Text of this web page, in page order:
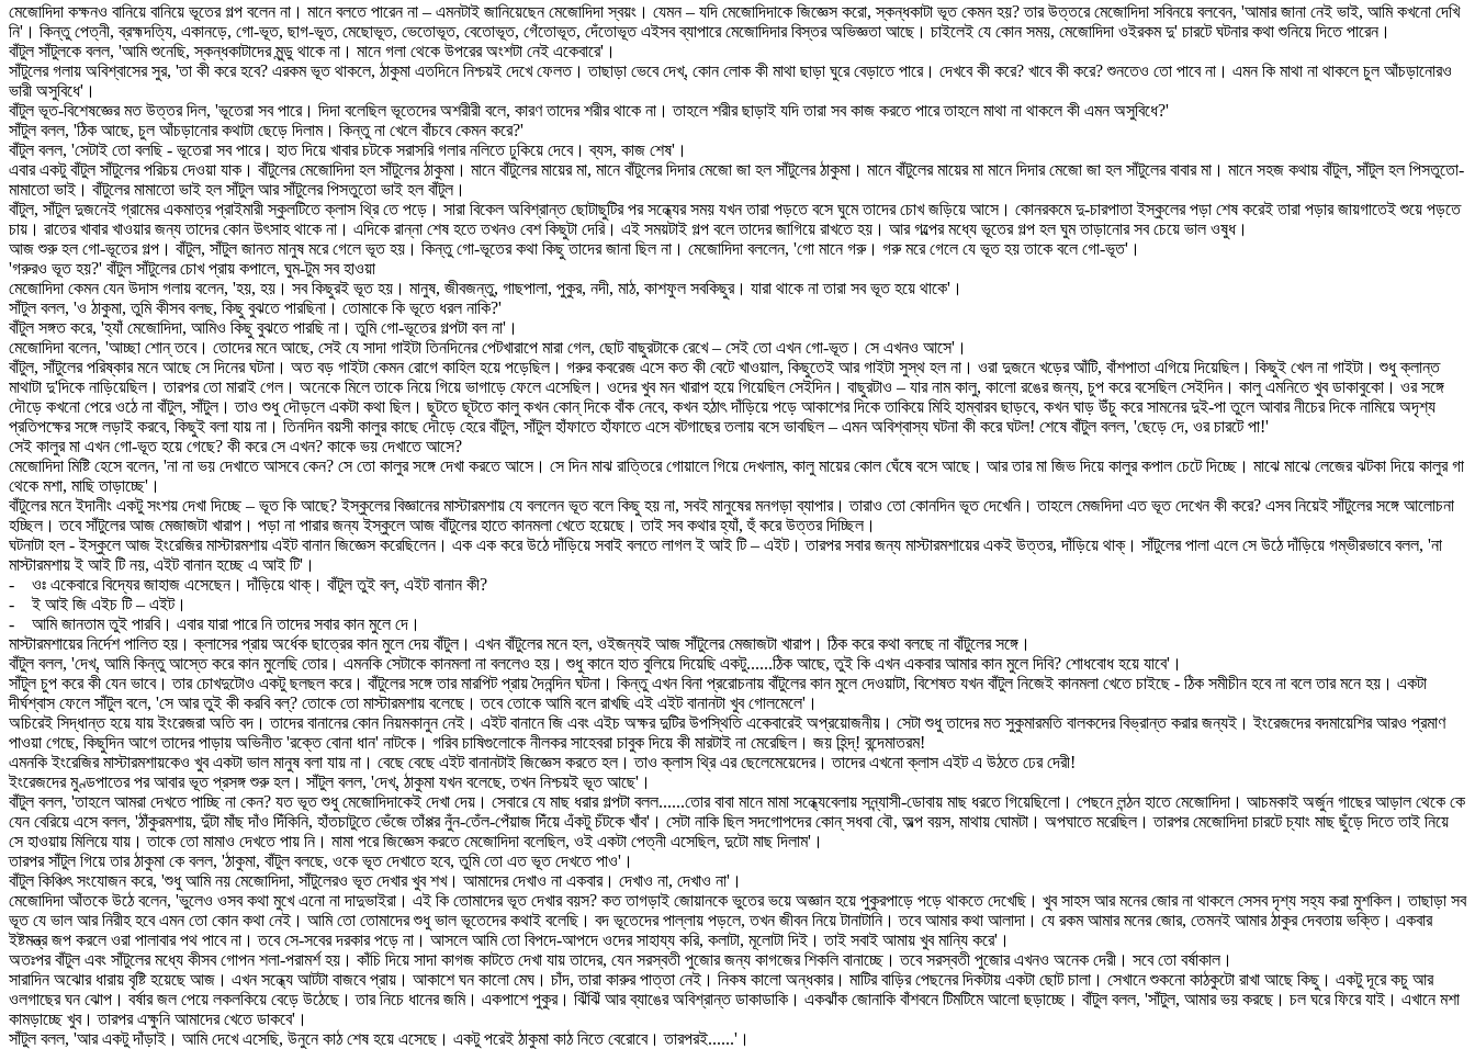
মেজোদিদা কক্ষনও বানিয়ে বানিয়ে ভূতের গল্প বলেন না। মানে বলতে পারেন না – এমনটাই জানিয়েছেন মেজোদিদা স্বয়ং। যেমন – যদি মেজোদিদাকে জিজ্ঞেস করো, স্কন্ধকাটা ভূত কেমন হয়? তার উত্তরে মেজোদিদা সবিনয়ে বলবেন, 'আমার জানা নেই ভাই, আমি কখনো দেখি
নি'। কিন্তু পেত্নী, ব্রহ্মদত্যি, একানড়ে, গো-ভূত, ছাগ-ভূত, মেছোভূত, ভেতোভূত, বেতোভূত, গেঁতোভূত, দেঁতোভূত এইসব ব্যাপারে মেজোদিদার বিস্তর অভিজ্ঞতা আছে। চাইলেই যে কোন সময়, মেজোদিদা ওইরকম দু' চারটে ঘটনার কথা শুনিয়ে দিতে পারেন।
বাঁটুল সাঁটুলকে বলল, 'আমি শুনেছি, স্কন্ধকাটাদের মুন্ডু থাকে না। মানে গলা থেকে উপরের অংশটা নেই একেবারে'।
সাঁটুলের গলায় অবিশ্বাসের সুর, 'তা কী করে হবে? এরকম ভূত থাকলে, ঠাকুমা এতদিনে নিশ্চয়ই দেখে ফেলত। তাছাড়া ভেবে দেখ্, কোন লোক কী মাথা ছাড়া ঘুরে বেড়াতে পারে। দেখবে কী করে? খাবে কী করে? শুনতেও তো পাবে না। এমন কি মাথা না থাকলে চুল আঁচড়ানোরও
ভারী অসুবিধে'।
বাঁটুল ভূত-বিশেষজ্ঞের মত উত্তর দিল, 'ভূতেরা সব পারে। দিদা বলেছিল ভূতেদের অশরীরী বলে, কারণ তাদের শরীর থাকে না। তাহলে শরীর ছাড়াই যদি তারা সব কাজ করতে পারে তাহলে মাথা না থাকলে কী এমন অসুবিধে?'
সাঁটুল বলল, 'ঠিক আছে, চুল আঁচড়ানোর কথাটা ছেড়ে দিলাম। কিন্তু না খেলে বাঁচবে কেমন করে?'
বাঁটুল বলল, 'সেটাই তো বলছি - ভূতেরা সব পারে। হাত দিয়ে খাবার চটকে সরাসরি গলার নলিতে ঢুকিয়ে দেবে। ব্যস, কাজ শেষ'।
এবার একটু বাঁটুল সাঁটুলের পরিচয় দেওয়া যাক। বাঁটুলের মেজোদিদা হল সাঁটুলের ঠাকুমা। মানে বাঁটুলের মায়ের মা, মানে বাঁটুলের দিদার মেজো জা হল সাঁটুলের ঠাকুমা। মানে বাঁটুলের মায়ের মা মানে দিদার মেজো জা হল সাঁটুলের বাবার মা। মানে সহজ কথায় বাঁটুল, সাঁটুল হল পিসতুতো-
মামাতো ভাই। বাঁটুলের মামাতো ভাই হল সাঁটুল আর সাঁটুলের পিসতুতো ভাই হল বাঁটুল।
বাঁটুল, সাঁটুল দুজনেই গ্রামের একমাত্র প্রাইমারী স্কুলটিতে ক্লাস থ্রি তে পড়ে। সারা বিকেল অবিশ্রান্ত ছোটাছুটির পর সন্ধ্যের সময় যখন তারা পড়তে বসে ঘুমে তাদের চোখ জড়িয়ে আসে। কোনরকমে দু-চারপাতা ইস্কুলের পড়া শেষ করেই তারা পড়ার জায়গাতেই শুয়ে পড়তে
চায়। রাতের খাবার খাওয়ার জন্য তাদের কোন উৎসাহ থাকে না। এদিকে রান্না শেষ হতে তখনও বেশ কিছুটা দেরি। এই সময়টাই গল্প বলে তাদের জাগিয়ে রাখতে হয়। আর গল্পের মধ্যে ভূতের গল্প হল ঘুম তাড়ানোর সব চেয়ে ভাল ওষুধ।
আজ শুরু হল গো-ভূতের গল্প। বাঁটুল, সাঁটুল জানত মানুষ মরে গেলে ভূত হয়। কিন্তু গো-ভূতের কথা কিছু তাদের জানা ছিল না। মেজোদিদা বললেন, 'গো মানে গরু। গরু মরে গেলে যে ভূত হয় তাকে বলে গো-ভূত'।
'গরুরও ভূত হয়?' বাঁটুল সাঁটুলের চোখ প্রায় কপালে, ঘুম-টুম সব হাওয়া
মেজোদিদা কেমন যেন উদাস গলায় বলেন, 'হয়, হয়। সব কিছুরই ভূত হয়। মানুষ, জীবজন্তু, গাছপালা, পুকুর, নদী, মাঠ, কাশফুল সবকিছুর। যারা থাকে না তারা সব ভূত হয়ে থাকে'।
সাঁটুল বলল, 'ও ঠাকুমা, তুমি কীসব বলছ, কিছু বুঝতে পারছিনা। তোমাকে কি ভূতে ধরল নাকি?'
বাঁটুল সঙ্গত করে, 'হ্যাঁ মেজোদিদা, আমিও কিছু বুঝতে পারছি না। তুমি গো-ভূতের গল্পটা বল না'।
মেজোদিদা বলেন, 'আচ্ছা শোন্ তবে। তোদের মনে আছে, সেই যে সাদা গাইটা তিনদিনের পেটখারাপে মারা গেল, ছোট বাছুরটাকে রেখে – সেই তো এখন গো-ভূত। সে এখনও আসে'।
বাঁটুল, সাঁটুলের পরিষ্কার মনে আছে সে দিনের ঘটনা। অত বড় গাইটা কেমন রোগে কাহিল হয়ে পড়েছিল। গরুর কবরেজ এসে কত কী বেটে খাওয়াল, কিছুতেই আর গাইটা সুস্থ হল না। ওরা দুজনে খড়ের আঁটি, বাঁশপাতা এগিয়ে দিয়েছিল। কিছুই খেল না গাইটা। শুধু ক্লান্ত
মাথাটা দু'দিকে নাড়িয়েছিল। তারপর তো মারাই গেল। অনেকে মিলে তাকে নিয়ে গিয়ে ভাগাড়ে ফেলে এসেছিল। ওদের খুব মন খারাপ হয়ে গিয়েছিল সেইদিন। বাছুরটাও – যার নাম কালু, কালো রঙের জন্য, চুপ করে বসেছিল সেইদিন। কালু এমনিতে খুব ডাকাবুকো। ওর সঙ্গে
দৌড়ে কখনো পেরে ওঠে না বাঁটুল, সাঁটুল। তাও শুধু দৌড়লে একটা কথা ছিল। ছুটতে ছূটতে কালু কখন কোন্ দিকে বাঁক নেবে, কখন হঠাৎ দাঁড়িয়ে পড়ে আকাশের দিকে তাকিয়ে মিহি হাম্বারব ছাড়বে, কখন ঘাড় উঁচু করে সামনের দুই-পা তুলে আবার নীচের দিকে নামিয়ে অদৃশ্য
প্রতিপক্ষের সঙ্গে লড়াই করবে, কিছুই বলা যায় না। তিনদিন বয়সী কালুর কাছে দৌড়ে হেরে বাঁটুল, সাঁটুল হাঁফাতে হাঁফাতে এসে বটগাছের তলায় বসে ভাবছিল – এমন অবিশ্বাস্য ঘটনা কী করে ঘটল! শেষে বাঁটুল বলল, 'ছেড়ে দে, ওর চারটে পা!'
সেই কালুর মা এখন গো-ভূত হয়ে গেছে? কী করে সে এখন? কাকে ভয় দেখাতে আসে?
মেজোদিদা মিষ্টি হেসে বলেন, 'না না ভয় দেখাতে আসবে কেন? সে তো কালুর সঙ্গে দেখা করতে আসে। সে দিন মাঝ রাত্তিরে গোয়ালে গিয়ে দেখলাম, কালু মায়ের কোল ঘেঁষে বসে আছে। আর তার মা জিভ দিয়ে কালুর কপাল চেটে দিচ্ছে। মাঝে মাঝে লেজের ঝটকা দিয়ে কালুর গা
থেকে মশা, মাছি তাড়াচ্ছে'।
বাঁটুলের মনে ইদানীং একটু সংশয় দেখা দিচ্ছে – ভূত কি আছে? ইস্কুলের বিজ্ঞানের মাস্টারমশায় যে বললেন ভূত বলে কিছু হয় না, সবই মানুষের মনগড়া ব্যাপার। তারাও তো কোনদিন ভূত দেখেনি। তাহলে মেজদিদা এত ভূত দেখেন কী করে? এসব নিয়েই সাঁটুলের সঙ্গে আলোচনা
হচ্ছিল। তবে সাঁটুলের আজ মেজাজটা খারাপ। পড়া না পারার জন্য ইস্কুলে আজ বাঁটুলের হাতে কানমলা খেতে হয়েছে। তাই সব কথার হ্যাঁ, হুঁ করে উত্তর দিচ্ছিল।
ঘটনাটা হল - ইস্কুলে আজ ইংরেজির মাস্টারমশায় এইট বানান জিজ্ঞেস করেছিলেন। এক এক করে উঠে দাঁড়িয়ে সবাই বলতে লাগল ই আই টি – এইট। তারপর সবার জন্য মাস্টারমশায়ের একই উত্তর, দাঁড়িয়ে থাক্। সাঁটুলের পালা এলে সে উঠে দাঁড়িয়ে গম্ভীরভাবে বলল, 'না
মাস্টারমশায় ই আই টি নয়, এইট বানান হচ্ছে এ আই টি'।
- ওঃ একেবারে বিদ্যের জাহাজ এসেছেন। দাঁড়িয়ে থাক্। বাঁটুল তুই বল্, এইট বানান কী?
- ই আই জি এইচ টি – এইট।
- আমি জানতাম তুই পারবি। এবার যারা পারে নি তাদের সবার কান মুলে দে।
মাস্টারমশায়ের নির্দেশ পালিত হয়। ক্লাসের প্রায় অর্ধেক ছাত্রের কান মুলে দেয় বাঁটুল। এখন বাঁটুলের মনে হল, ওইজন্যই আজ সাঁটুলের মেজাজটা খারাপ। ঠিক করে কথা বলছে না বাঁটুলের সঙ্গে।
বাঁটুল বলল, 'দেখ্, আমি কিন্তু আস্তে করে কান মুলেছি তোর। এমনকি সেটাকে কানমলা না বললেও হয়। শুধু কানে হাত বুলিয়ে দিয়েছি একটু......ঠিক আছে, তুই কি এখন একবার আমার কান মুলে দিবি? শোধবোধ হয়ে যাবে'।
সাঁটুল চুপ করে কী যেন ভাবে। তার চোখদুটোও একটু ছলছল করে। বাঁটুলের সঙ্গে তার মারপিট প্রায় দৈনন্দিন ঘটনা। কিন্তু এখন বিনা প্ররোচনায় বাঁটুলের কান মুলে দেওয়াটা, বিশেষত যখন বাঁটুল নিজেই কানমলা খেতে চাইছে - ঠিক সমীচীন হবে না বলে তার মনে হয়। একটা
দীর্ঘশ্বাস ফেলে সাঁটুল বলে, 'সে আর তুই কী করবি বল্? তোকে তো মাস্টারমশায় বলেছে। তবে তোকে আমি বলে রাখছি এই এইট বানানটা খুব গোলমেলে'।
অচিরেই সিদ্ধান্ত হয়ে যায় ইংরেজরা অতি বদ। তাদের বানানের কোন নিয়মকানুন নেই। এইট বানানে জি এবং এইচ অক্ষর দুটির উপস্থিতি একেবারেই অপ্রয়োজনীয়। সেটা শুধু তাদের মত সুকুমারমতি বালকদের বিভ্রান্ত করার জন্যই। ইংরেজদের বদমায়েশির আরও প্রমাণ
পাওয়া গেছে, কিছুদিন আগে তাদের পাড়ায় অভিনীত 'রক্তে বোনা ধান' নাটকে। গরিব চাষিগুলোকে নীলকর সাহেবরা চাবুক দিয়ে কী মারটাই না মেরেছিল। জয় হিন্দ্! বন্দেমাতরম!
এমনকি ইংরেজির মাস্টারমশায়কেও খুব একটা ভাল মানুষ বলা যায় না। বেছে বেছে এইট বানানটাই জিজ্ঞেস করতে হল। তাও ক্লাস থ্রি এর ছেলেমেয়েদের। তাদের এখনো ক্লাস এইট এ উঠতে ঢের দেরী!
ইংরেজদের মুণ্ডপাতের পর আবার ভূত প্রসঙ্গ শুরু হল। সাঁটুল বলল, 'দেখ্, ঠাকুমা যখন বলেছে, তখন নিশ্চয়ই ভূত আছে'।
বাঁটুল বলল, 'তাহলে আমরা দেখতে পাচ্ছি না কেন? যত ভূত শুধু মেজোদিদাকেই দেখা দেয়। সেবারে যে মাছ ধরার গল্পটা বলল......তোর বাবা মানে মামা সন্ধ্যেবেলায় সন্ন্যাসী-ডোবায় মাছ ধরতে গিয়েছিলো। পেছনে লন্ঠন হাতে মেজোদিদা। আচমকাই অর্জুন গাছের আড়াল থেকে কে
যেন বেরিয়ে এসে বলল, 'ঠাঁকুরমশায়, দুঁটা মাঁছ দাঁও দিঁকিনি, হাঁতচাটুতে ভেঁজে তাঁপ্পর নুঁন-তেঁল-পেঁয়াজ দিঁয়ে এঁকটু চঁটকে খাঁব'। সেটা নাকি ছিল সদগোপদের কোন্ সধবা বৌ, অল্প বয়স, মাথায় ঘোমটা। অপঘাতে মরেছিল। তারপর মেজোদিদা চারটে চ্যাং মাছ ছুঁড়ে দিতে তাই নিয়ে
সে হাওয়ায় মিলিয়ে যায়। তাকে তো মামাও দেখতে পায় নি। মামা পরে জিজ্ঞেস করতে মেজোদিদা বলেছিল, ওই একটা পেত্নী এসেছিল, দুটো মাছ দিলাম'।
তারপর সাঁটুল গিয়ে তার ঠাকুমা কে বলল, 'ঠাকুমা, বাঁটুল বলছে, ওকে ভূত দেখাতে হবে, তুমি তো এত ভূত দেখতে পাও'।
বাঁটুল কিঞ্চিৎ সংযোজন করে, 'শুধু আমি নয় মেজোদিদা, সাঁটুলেরও ভূত দেখার খুব শখ। আমাদের দেখাও না একবার। দেখাও না, দেখাও না'।
মেজোদিদা আঁতকে উঠে বলেন, 'ভুলেও ওসব কথা মুখে এনো না দাদুভাইরা। এই কি তোমাদের ভূত দেখার বয়স? কত তাগড়াই জোয়ানকে ভুতের ভয়ে অজ্ঞান হয়ে পুকুরপাড়ে পড়ে থাকতে দেখেছি। খুব সাহস আর মনের জোর না থাকলে সেসব দৃশ্য সহ্য করা মুশকিল। তাছাড়া সব
ভূত যে ভাল আর নিরীহ হবে এমন তো কোন কথা নেই। আমি তো তোমাদের শুধু ভাল ভূতেদের কথাই বলেছি। বদ ভূতেদের পাল্লায় পড়লে, তখন জীবন নিয়ে টানাটানি। তবে আমার কথা আলাদা। যে রকম আমার মনের জোর, তেমনই আমার ঠাকুর দেবতায় ভক্তি। একবার
ইষ্টমন্ত্র জপ করলে ওরা পালাবার পথ পাবে না। তবে সে-সবের দরকার পড়ে না। আসলে আমি তো বিপদে-আপদে ওদের সাহায্য করি, কলাটা, মূলোটা দিই। তাই সবাই আমায় খুব মান্যি করে'।
অতঃপর বাঁটুল এবং সাঁটুলের মধ্যে কীসব গোপন শলা-পরামর্শ হয়। কাঁচি দিয়ে সাদা কাগজ কাটতে দেখা যায় তাদের, যেন সরস্বতী পুজোর জন্য কাগজের শিকলি বানাচ্ছে। তবে সরস্বতী পুজোর এখনও অনেক দেরী। সবে তো বর্ষাকাল।
সারাদিন অঝোর ধারায় বৃষ্টি হয়েছে আজ। এখন সন্ধ্যে আটটা বাজবে প্রায়। আকাশে ঘন কালো মেঘ। চাঁদ, তারা কারুর পাত্তা নেই। নিকষ কালো অন্ধকার। মাটির বাড়ির পেছনের দিকটায় একটা ছোট চালা। সেখানে শুকনো কাঠকুটো রাখা আছে কিছু। একটু দূরে কচু আর
ওলগাছের ঘন ঝোপ। বর্ষার জল পেয়ে লকলকিয়ে বেড়ে উঠেছে। তার নিচে ধানের জমি। একপাশে পুকুর। ঝিঁঝিঁ আর ব্যাঙের অবিশ্রান্ত ডাকাডাকি। একঝাঁক জোনাকি বাঁশবনে টিমটিমে আলো ছড়াচ্ছে। বাঁটুল বলল, 'সাঁটুল, আমার ভয় করছে। চল ঘরে ফিরে যাই। এখানে মশা
কামড়াচ্ছে খুব। তারপর এক্ষুনি আমাদের খেতে ডাকবে'।
সাঁটুল বলল, 'আর একটু দাঁড়াই। আমি দেখে এসেছি, উনুনে কাঠ শেষ হয়ে এসেছে। একটু পরেই ঠাকুমা কাঠ নিতে বেরোবে। তারপরই......'।